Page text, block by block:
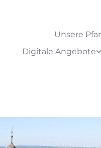
Unsere
Digitale Angebote